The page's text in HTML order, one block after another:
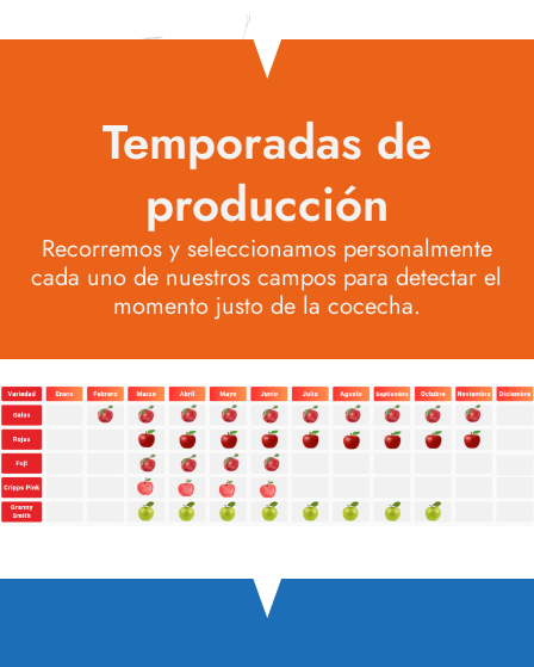
Temporadas de
producción
Recorremos y seleccionamos personalmente
cada uno de nuestros campos para detectar el
momento justo de la cocecha.